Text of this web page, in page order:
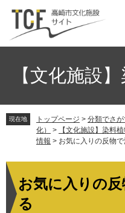
て
【文化施設
現在地 トップページ > 分類でさ
化）
> 【文化施設】染料植
情報 > お気に入りの反物
本
文
お気に入りの
る